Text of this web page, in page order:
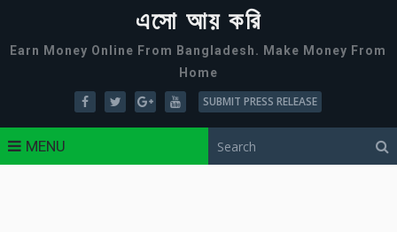
এসো আয় করি
Earn Money Online From Bangladesh. Make Money From
Home
SUBMIT PRESS RELEASE
MENU